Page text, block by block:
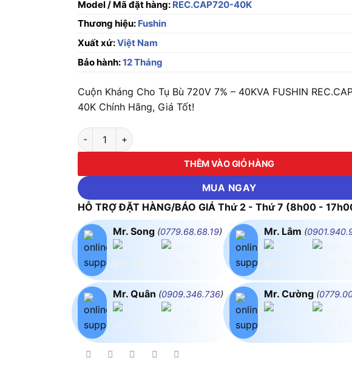
Model / Mã đặt hàng: REC.CAP720-40K
Thương hiệu: Fushin
Xuất xứ:Việt Nam
Bảo hành:12 Tháng
Cuộn Kháng Cho Tụ Bù 720V 7% – 40KVA FUSHIN
40K Chính Hãng, Giá Tốt!
Cuộn Kháng Cho Tụ Bù 720V 7% - 40KVA FUSHIN REC.CAP720-
THÊM VÀO GIỎ HÀNG
MUA NGAY
HỖ TRỢ ĐẶT HÀNG/BÁO GIÁ Thứ 2 - Thứ 7 (8h00 -
Mr. Song (0779.68.68.19)
Mr. Quân (0909.346.736)
Mr. Lâm (
Mr. Cường (